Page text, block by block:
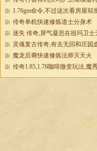
1.76gm命令,不过这次看房屋却
传奇单机快速修炼道士分身术
迷失 传奇,屏气凝息在祖玛卫士
灵魂复古传奇,有去无回和庄园
魔龙后裔快速修炼法师灭天火
传奇1.85,1.76咖啡微变玩法,魔